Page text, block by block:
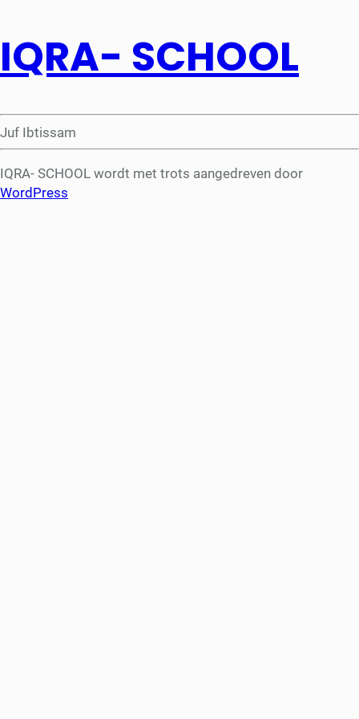
IQRA- SCHOOL
Juf Ibtissam
IQRA- SCHOOL wordt met trots aangedreven door
WordPress